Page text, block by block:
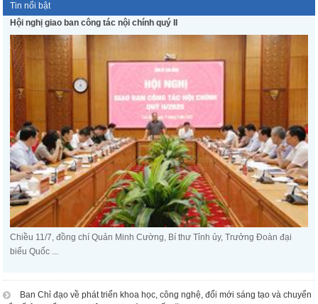
Tin nổi bật
Hội nghị giao ban công tác nội chính quý II
Chiều 11/7, đồng chí Quản Minh Cường, Bí thư Tỉnh ủy, Trưởng Đoàn đại
biểu Quốc ...
Ban Chỉ đạo về phát triển khoa học, công nghệ, đổi mới sáng tạo và chuyển